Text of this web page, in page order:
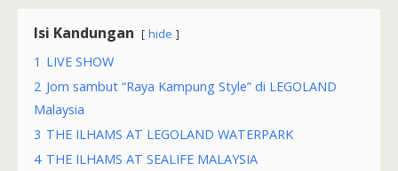
Isi Kandungan hide
1 LIVE SHOW
2 Jom sambut “Raya Kampung Style” di LEGOLAND
Malaysia
3 THE ILHAMS AT LEGOLAND WATERPARK
4 THE ILHAMS AT SEALIFE MALAYSIA